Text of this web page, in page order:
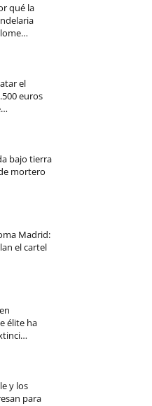
qué la
el
euros
bajo tierra
mortero
Madrid:
el cartel
élite ha
y los
para